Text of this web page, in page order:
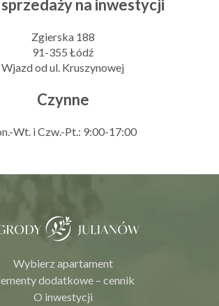
na inwestycji
Zgierska 188
91-355 Łódź
Wjazd od ul. Kruszynowej
Czynne
Wt. i Czw.-Pt.: 9:00-17:00
Wybierz apartament
dodatkowe – cennik
O inwestycji